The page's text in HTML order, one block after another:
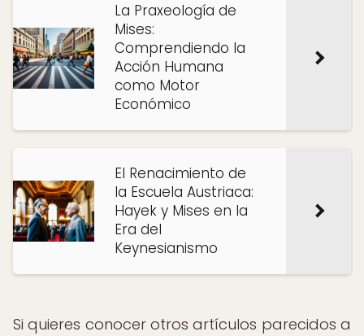
La Praxeología de
Mises:
Comprendiendo la
Acción Humana
como Motor
Económico
El Renacimiento de
la Escuela Austriaca:
Hayek y Mises en la
Era del
Keynesianismo
Si quieres conocer otros artículos parecidos a